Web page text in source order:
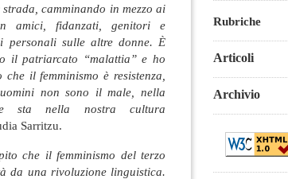
camminando in mezzo ai
amici, fidanzati, genitori e
personali sulle altre donne. È
il patriarcato “malattia” e ho
il femminismo è resistenza,
non sono il male, nella
sta nella nostra cultura
Sarritzu.
che il femminismo del terzo
da una rivoluzione linguistica.
Rubriche
Articoli
Archivio